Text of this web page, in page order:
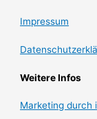
Impressum
Weitere Infos
Marketing durch